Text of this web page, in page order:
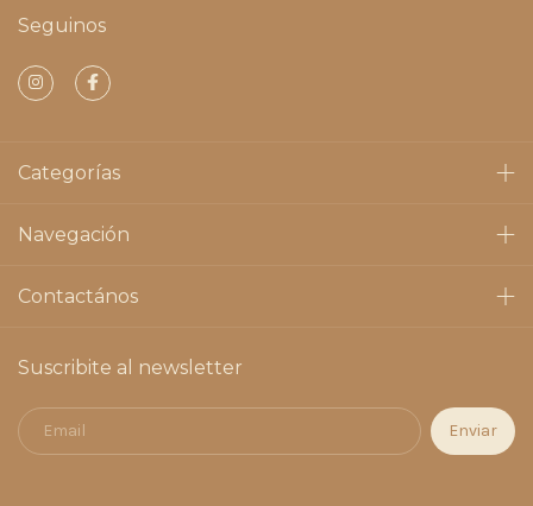
Seguinos
Categorías
Navegación
Contactános
Suscribite al newsletter